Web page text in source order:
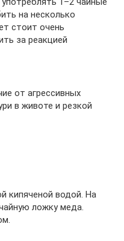
на несколько
стоит очень
за реакцией
от агрессивных
в животе и резкой
кипяченой водой. На
ложку меда.